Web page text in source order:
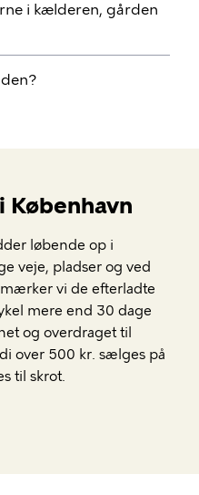
i kælderen, gården
København
løbende op i
veje, pladser og ved
vi de efterladte
mere end 30 dage
og overdraget til
over 500 kr. sælges på
til skrot.